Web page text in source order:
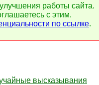
работы сайта.
с этим.
по ссылке.
высказываниясвет